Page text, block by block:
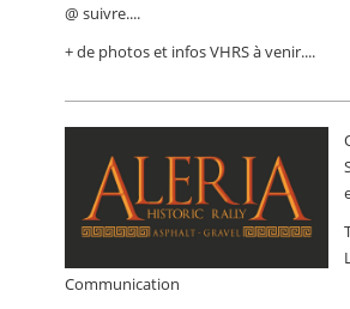
@ suivre....
+ de photos et infos VHRS à venir....
Communication